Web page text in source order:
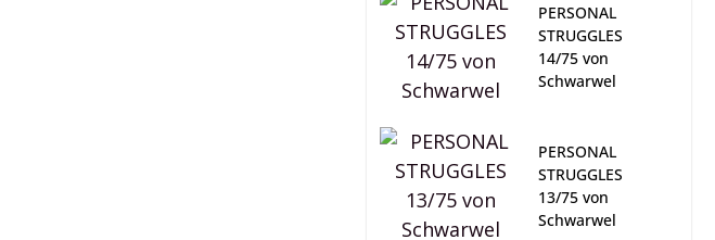
PERSONAL
STRUGGLES
14/75 von
Schwarwel
PERSONAL
STRUGGLES
13/75 von
Schwarwel